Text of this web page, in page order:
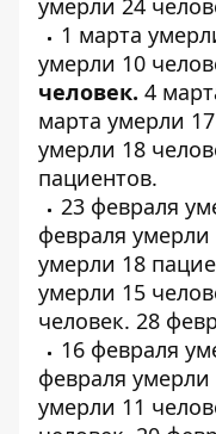
умерли 24
1 марта
умерли 10
человек. 4
марта умерли
умерли 18
пациентов.
23 февраля
февраля умерли
умерли 18
умерли 15
человек. 28
16 февраля
февраля умерли
умерли 11